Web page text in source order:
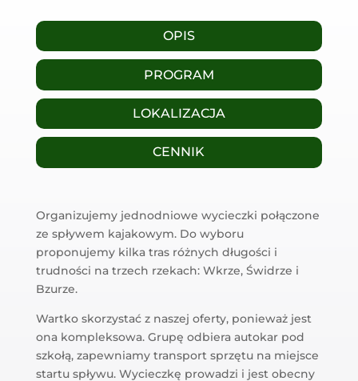
OPIS
PROGRAM
LOKALIZACJA
CENNIK
Organizujemy jednodniowe wycieczki połączone
ze spływem kajakowym. Do wyboru
proponujemy kilka tras różnych długości i
trudności na trzech rzekach: Wkrze, Świdrze i
Bzurze.
Wartko skorzystać z naszej oferty, ponieważ jest
ona kompleksowa. Grupę odbiera autokar pod
szkołą, zapewniamy transport sprzętu na miejsce
startu spływu. Wycieczkę prowadzi i jest obecny